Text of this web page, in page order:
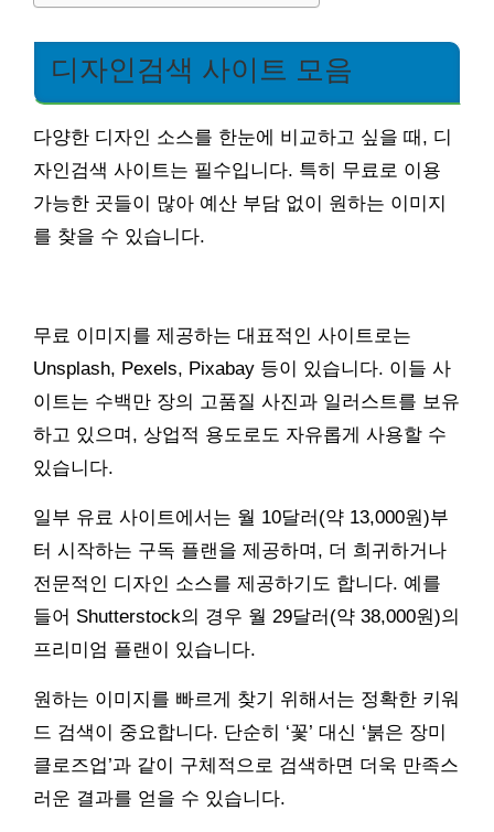
디자인검색 사이트 모음
다양한 디자인 소스를 한눈에 비교하고 싶을 때, 디
자인검색 사이트는 필수입니다. 특히 무료로 이용
가능한 곳들이 많아 예산 부담 없이 원하는 이미지
를 찾을 수 있습니다.
무료 이미지를 제공하는 대표적인 사이트로는
Unsplash, Pexels, Pixabay 등이 있습니다. 이들 사
이트는 수백만 장의 고품질 사진과 일러스트를 보유
하고 있으며, 상업적 용도로도 자유롭게 사용할 수
있습니다.
일부 유료 사이트에서는 월 10달러(약 13,000원)부
터 시작하는 구독 플랜을 제공하며, 더 희귀하거나
전문적인 디자인 소스를 제공하기도 합니다. 예를
들어 Shutterstock의 경우 월 29달러(약 38,000원)의
프리미엄 플랜이 있습니다.
원하는 이미지를 빠르게 찾기 위해서는 정확한 키워
드 검색이 중요합니다. 단순히 ‘꽃’ 대신 ‘붉은 장미
클로즈업’과 같이 구체적으로 검색하면 더욱 만족스
러운 결과를 얻을 수 있습니다.